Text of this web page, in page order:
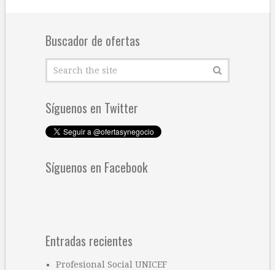
Buscador de ofertas
Síguenos en Twitter
Síguenos en Facebook
Entradas recientes
Profesional Social UNICEF